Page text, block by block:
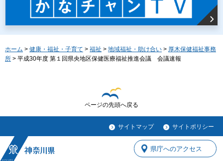
ホーム > 健康・福祉・子育て > 福祉 > 地域福祉・助け合い > 厚木保健福祉事務
所 > 平成30年度 第１回県央地区保健医療福祉推進会議 会議速報
ページの先頭へ戻る
サイトマップ サイトポリシー
県庁へのアクセス